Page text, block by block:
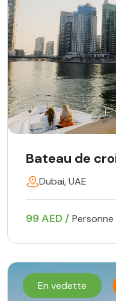
Bateau de
Dubai, UAE
99 AED / Personne
En vedette